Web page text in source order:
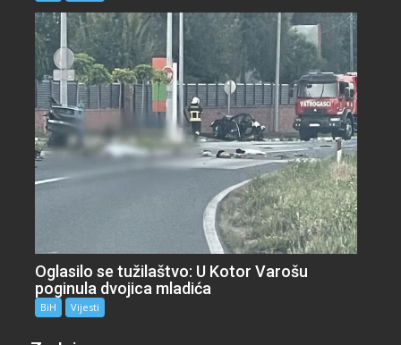
Oglasilo se tužilaštvo: U Kotor Varošu
poginula dvojica mladića
BiH Vijesti